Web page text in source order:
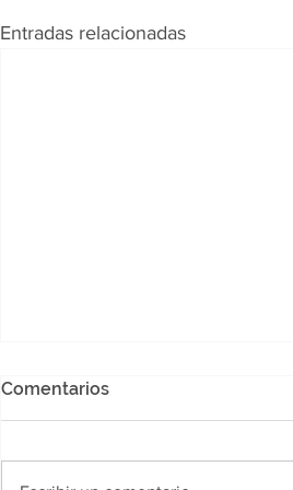
Entradas relacionadas
Comentarios